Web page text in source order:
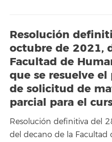
Resolución
octubre de 2021,
Facultad de
que se resuelve
de solicitud de
parcial para el
Resolución definitiva del
del decano de la Facultad